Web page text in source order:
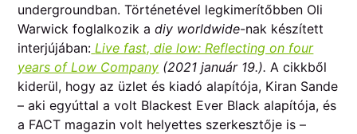
undergroundban. Történetével legkimerítőbben Oli
Warwick foglalkozik adiy worldwide-nak készített
interjújában: Live fast, die low: Reflecting on four
years of Low Company (2021 január 19.).A cikkből
kiderül, hogy az üzlet és kiadó alapítója, Kiran Sande
– aki egyúttal a volt Blackest Ever Black alapítója, és
a FACT magazin volt helyettes szerkesztője is –